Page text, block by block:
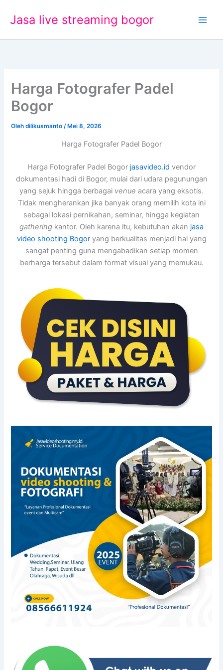
Jasa live streaming bogor
Harga Fotografer Padel
Bogor
Olehdilikusmanto/ Mei 8, 2026
Harga Fotografer Padel Bogor
Harga Fotografer Padel Bogor jasavideo.id vendor
dokumentasi hadi di Bogor, mulai dari udara pegunungan
yang sejuk hingga berbagai venue acara yang eksotis.
Tidak mengherankan jika banyak orang memilih kota ini
sebagai lokasi pernikahan, seminar, hingga kegiatan
gathering kantor. Oleh karena itu, kebutuhan akan jasa
video shooting Bogoryang berkualitas menjadi hal yang
sangat penting guna mengabadikan setiap momen
berharga tersebut dalam format visual yang memukau.